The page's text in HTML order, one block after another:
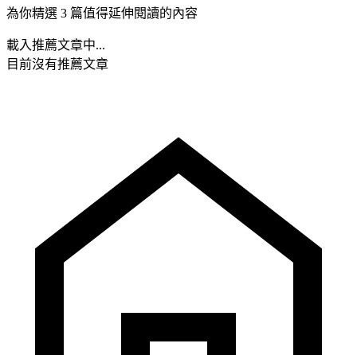
為你精選 3 篇值得延伸閱讀的內容
載入推薦文章中...
目前沒有推薦文章